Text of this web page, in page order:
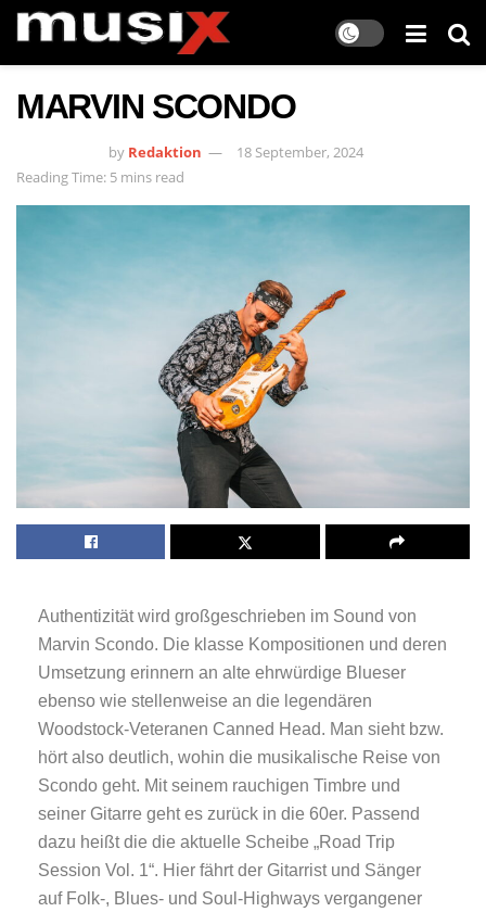
MARVIN SCONDO
by Redaktion
18 September, 2024
Reading Time: 5 mins read
Authentizität wird großgeschrieben im Sound von
Marvin Scondo. Die klasse Kompositionen und deren
Umsetzung erinnern an alte ehrwürdige Blueser
ebenso wie stellenweise an die legendären
Woodstock-Veteranen Canned Head. Man sieht bzw.
hört also deutlich, wohin die musikalische Reise von
Scondo geht. Mit seinem rauchigen Timbre und
seiner Gitarre geht es zurück in die 60er. Passend
dazu heißt die die aktuelle Scheibe „Road Trip
Session Vol. 1“. Hier fährt der Gitarrist und Sänger
auf Folk-, Blues- und Soul-Highways vergangener